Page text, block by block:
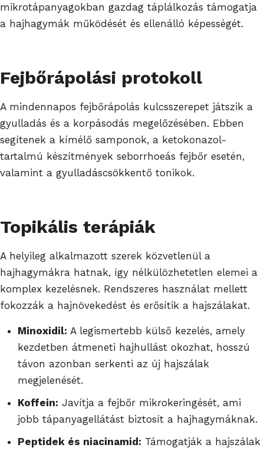
mikrotápanyagokban gazdag táplálkozás támogatja
a hajhagymák működését és ellenálló képességét.
Fejbőrápolási protokoll
A mindennapos fejbőrápolás kulcsszerepet játszik a
gyulladás és a korpásodás megelőzésében. Ebben
segítenek a kímélő samponok, a ketokonazol-
tartalmú készítmények seborrhoeás fejbőr esetén,
valamint a gyulladáscsökkentő tonikok.
Topikális terápiák
A helyileg alkalmazott szerek közvetlenül a
hajhagymákra hatnak, így nélkülözhetetlen elemei a
komplex kezelésnek. Rendszeres használat mellett
fokozzák a hajnövekedést és erősítik a hajszálakat.
Minoxidil: A legismertebb külső kezelés, amely
kezdetben átmeneti hajhullást okozhat, hosszú
távon azonban serkenti az új hajszálak
megjelenését.
Koffein: Javítja a fejbőr mikrokeringését, ami
jobb tápanyagellátást biztosít a hajhagymáknak.
Peptidek és niacinamid: Támogatják a hajszálak